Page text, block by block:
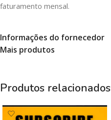
faturamento mensal.
Informações do fornecedor
Mais produtos
Produtos relacionados